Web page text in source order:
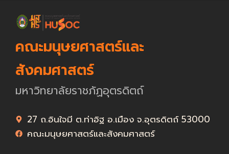
คณะมนุษยศาสตร์และ
สังคมศาสตร์
มหาวิทยาลัยราชภัฏอุตรดิตถ์
27 ถ.อินใจมี ต.ท่าอิฐ อ.เมือง จ.อุตรดิตถ์ 53000
คณะมนุษยศาสตร์และสังคมศาสตร์